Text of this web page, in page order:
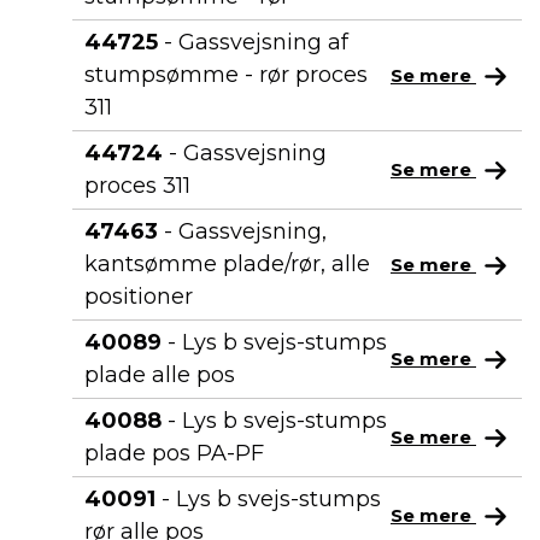
44725 - Gassvejsning af
stumpsømme - rør proces
311
Se mere
44724 - Gassvejsning
proces 311
Se mere
47463 - Gassvejsning,
kantsømme plade/rør, alle
positioner
Se mere
40089 - Lys b svejs-stumps
plade alle pos
Se mere
40088 - Lys b svejs-stumps
plade pos PA-PF
Se mere
40091 - Lys b svejs-stumps
rør alle pos
Se mere